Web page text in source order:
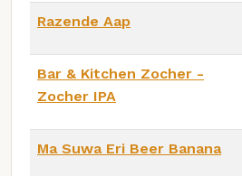
Razende Aap
Bar & Kitchen Zocher -
Zocher IPA
Ma Suwa Eri Beer Banana